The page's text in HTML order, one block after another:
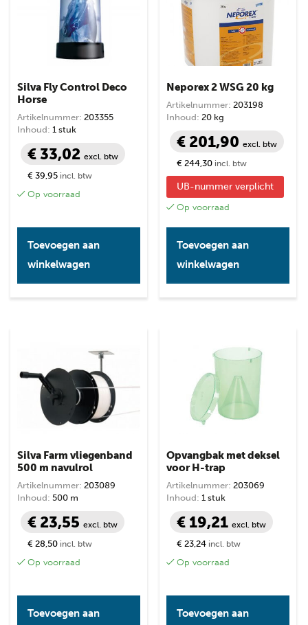
Silva Fly Control Deco
Horse
Artikelnummer: 203355
Inhoud: 1 stuk
€ 33,02 excl. btw
€ 39,95 incl. btw
Op voorraad
Toevoegen aan
winkelwagen
Neporex 2 WSG 20 kg
Artikelnummer: 203198
Inhoud: 20 kg
€ 201,90excl. btw
€ 244,30 incl. btw
UB-nummer verplicht
Op voorraad
Toevoegen aan
winkelwagen
Silva Farm vliegenband
500 m navulrol
Artikelnummer: 203089
Inhoud: 500 m
€ 23,55 excl. btw
€ 28,50 incl. btw
Op voorraad
Toevoegen aan
Opvangbak met deksel
voor H-trap
Artikelnummer: 203069
Inhoud: 1 stuk
€ 19,21excl. btw
€ 23,24 incl. btw
Op voorraad
Toevoegen aan